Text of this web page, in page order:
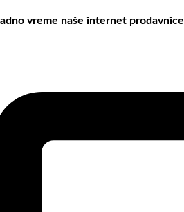
vreme naše internet prodavnice